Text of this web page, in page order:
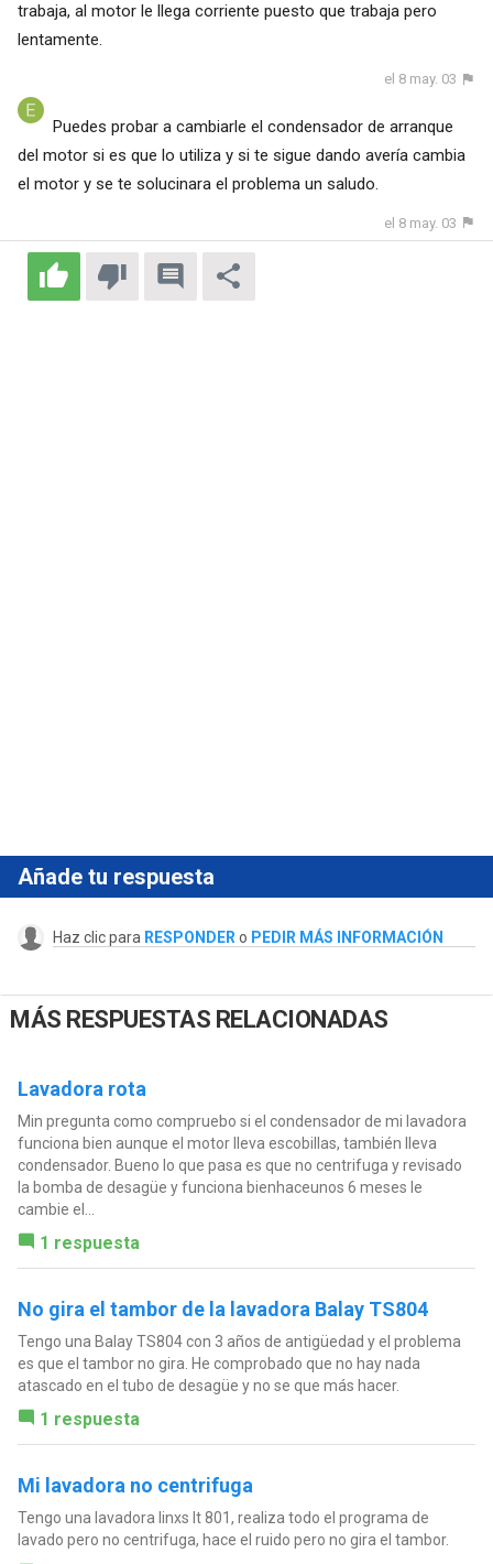
trabaja, al motor le llega corriente puesto que trabaja pero
lentamente.
el 8 may. 03
Puedes probar a cambiarle el condensador de arranque
del motor si es que lo utiliza y si te sigue dando avería cambia
el motor y se te solucinara el problema un saludo.
el 8 may. 03
Añade tu respuesta
Haz clic para RESPONDER o PEDIR MÁS INFORMACIÓN
MÁS RESPUESTAS RELACIONADAS
Lavadora rota
Min pregunta como compruebo si el condensador de mi lavadora
funciona bien aunque el motor lleva escobillas, también lleva
condensador. Bueno lo que pasa es que no centrifuga y revisado
la bomba de desagüe y funciona bienhaceunos 6 meses le
cambie el...
1 respuesta
No gira el tambor de la lavadora Balay TS804
Tengo una Balay TS804 con 3 años de antigüedad y el problema
es que el tambor no gira. He comprobado que no hay nada
atascado en el tubo de desagüe y no se que más hacer.
1 respuesta
Mi lavadora no centrifuga
Tengo una lavadora linxs lt 801, realiza todo el programa de
lavado pero no centrifuga, hace el ruido pero no gira el tambor.